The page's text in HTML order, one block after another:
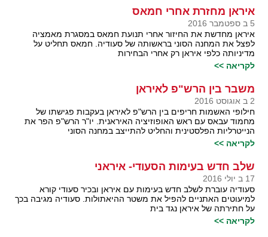
איראן מחזרת אחרי חמאס
5 ב ספטמבר 2016
איראן מחדשת את החיזור אחרי תנועת חמאס במסגרת מאמציה
לפצל את המחנה הסוני בראשותה של סעודיה. חמאס תחליט על
מדיניותה כלפי איראן רק אחרי הבחירות
לקריאה >>
משבר בין הרש"פ לאיראן
2 ב אוגוסט 2016
חילופי האשמות חריפים בין הרש"פ לאיראן בעקבות פגישתו של
מחמוד עבאס עם ראש האופוזיציה האיראנית. יו"ר הרש"פ הפר את
הנייטרליות הפלסטינית והחליט להתייצב במחנה הסוני
לקריאה >>
שלב חדש בעימות הסעודי- איראני
17 ב יולי 2016
סעודיה עוברת לשלב חדש בעימות עם איראן ובכיר סעודי קורא
למיעוטים האתניים להפיל את משטר ההיאתולות. סעודיה מגיבה בכך
על חתירתה של איראן נגד בית
לקריאה >>